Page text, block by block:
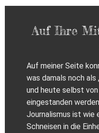
Auf Ihre
Auf meiner Seite
was damals noch als
und heute selbst
eingestanden
Journalismus ist wie
Schneisen in die